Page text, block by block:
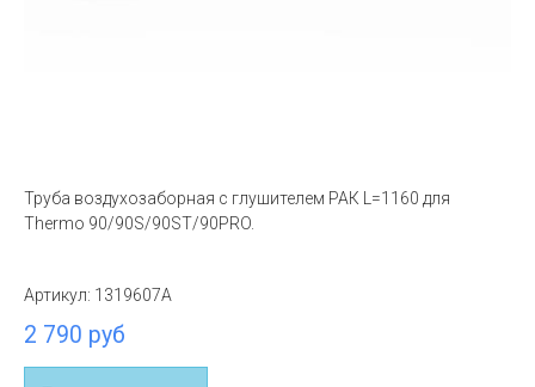
Труба воздухозаборная с глушителем РАК L=1160 для
Thermo 90/90S/90ST/90PRO.
Артикул: 1319607A
2 790 руб